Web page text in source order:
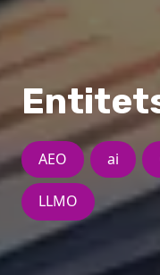
AEO ai
LLMO